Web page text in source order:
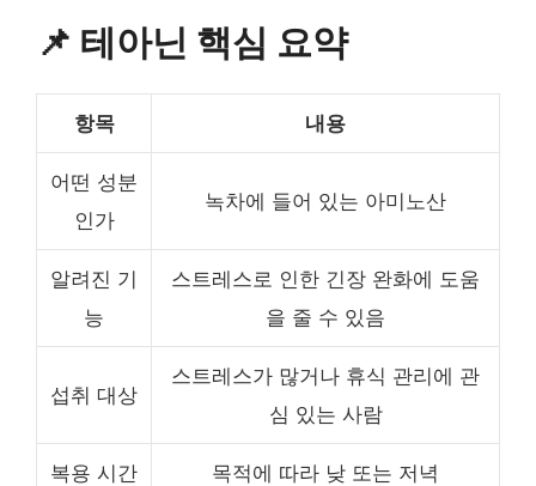
📌 테아닌 핵심 요약
항목 내용
어떤 성분
인가
녹차에 들어 있는 아미노산
알려진 기
능
스트레스로 인한 긴장 완화에 도움
을 줄 수 있음
섭취 대상
스트레스가 많거나 휴식 관리에 관
심 있는 사람
복용 시간 목적에 따라 낮 또는 저녁